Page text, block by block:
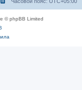
© phpBB Limited